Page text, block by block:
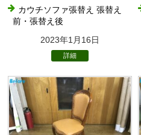
カウチソファ張替え 張替え
前・張替え後
2023年1月16日
詳細